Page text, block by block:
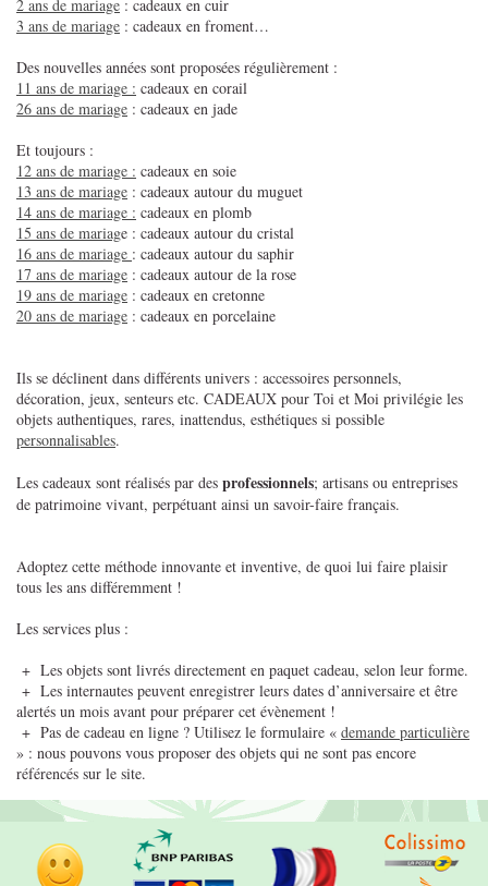
2 ans de mariage : cadeaux en cuir
3 ans de mariage : cadeaux en froment…
Des nouvelles années sont proposées régulièrement :
11 ans de mariage : cadeaux en corail
26 ans de mariage : cadeaux en jade
Et toujours :
12 ans de mariage : cadeaux en soie
13 ans de mariage : cadeaux autour du muguet
14 ans de mariage : cadeaux en plomb
15 ans de mariage : cadeaux autour du cristal
16 ans de mariage : cadeaux autour du saphir
17 ans de mariage : cadeaux autour de la rose
19 ans de mariage : cadeaux en cretonne
20 ans de mariage : cadeaux en porcelaine
Ils se déclinent dans différents univers : accessoires personnels,
décoration, jeux, senteurs etc. CADEAUX pour Toi et Moi privilégie les
objets authentiques, rares, inattendus, esthétiques si possible
personnalisables.
Les cadeaux sont réalisés par des professionnels; artisans ou entreprises
de patrimoine vivant, perpétuant ainsi un savoir-faire français.
Adoptez cette méthode innovante et inventive, de quoi lui faire plaisir
tous les ans différemment !
Les services plus :
+ Les objets sont livrés directement en paquet cadeau, selon leur forme.
+ Les internautes peuvent enregistrer leurs dates d’anniversaire et être
alertés un mois avant pour préparer cet évènement !
+ Pas de cadeau en ligne ? Utilisez le formulaire « demande particulière
» : nous pouvons vous proposer des objets qui ne sont pas encore
référencés sur le site.